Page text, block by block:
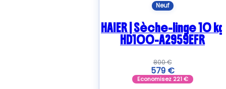
Neuf
HAIER | Sèche-linge 10 kg
HD100-A2959EFR
800€
579 €
Economisez 221€